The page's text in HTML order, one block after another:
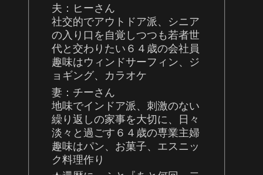
夫：ヒーさん
社交的でアウトドア派、シニア
の入り口を自覚しつつも若者世
代と交わりたい６４歳の会社員
趣味はウィンドサーフィン、ジ
ョギング、カラオケ
妻：チーさん
地味でインドア派、刺激のない
繰り返しの家事を大切に、日々
淡々と過ごす６４歳の専業主婦
趣味はパン、お菓子、エスニッ
ク料理作り